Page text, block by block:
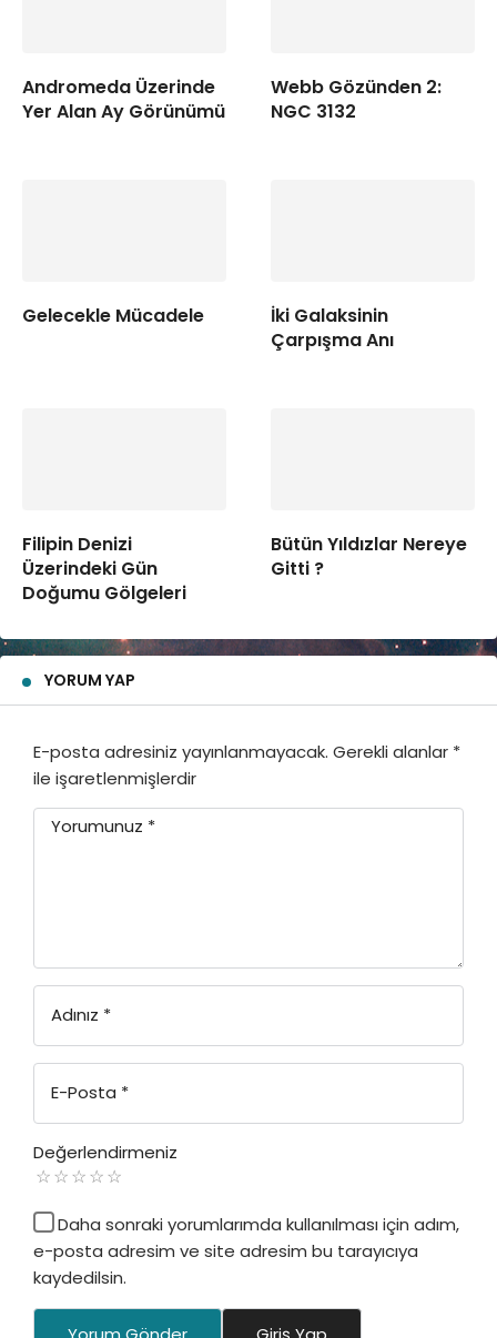
Andromeda Üzerinde
Yer Alan Ay Görünümü
Webb Gözünden 2:
NGC 3132
Gelecekle Mücadele
İki Galaksinin
Çarpışma Anı
Filipin Denizi
Üzerindeki Gün
Doğumu Gölgeleri
Bütün Yıldızlar Nereye
Gitti ?
YORUM YAP
E-posta adresiniz yayınlanmayacak. Gerekli alanlar *
ile işaretlenmişlerdir
Yorumunuz *
Adınız *
E-Posta *
Değerlendirmeniz
Daha sonraki yorumlarımda kullanılması için adım,
e-posta adresim ve site adresim bu tarayıcıya
kaydedilsin.